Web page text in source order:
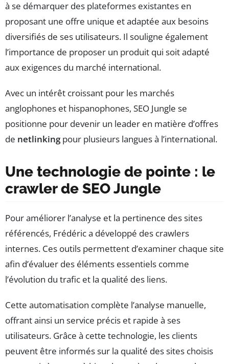
à se démarquer des plateformes existantes en
proposant une offre unique et adaptée aux besoins
diversifiés de ses utilisateurs. Il souligne également
l’importance de proposer un produit qui soit adapté
aux exigences du marché international.
Avec un intérêt croissant pour les marchés
anglophones et hispanophones, SEO Jungle se
positionne pour devenir un leader en matière d’offres
de netlinkingpour plusieurs langues à l’international.
Une technologie de pointe : le
crawler de SEO Jungle
Pour améliorer l’analyse et la pertinence des sites
référencés, Frédéric a développé des crawlers
internes. Ces outils permettent d’examiner chaque site
afin d’évaluer des éléments essentiels comme
l’évolution du trafic et la qualité des liens.
Cette automatisation complète l’analyse manuelle,
offrant ainsi un service précis et rapide à ses
utilisateurs. Grâce à cette technologie, les clients
peuvent être informés sur la qualité des sites choisis